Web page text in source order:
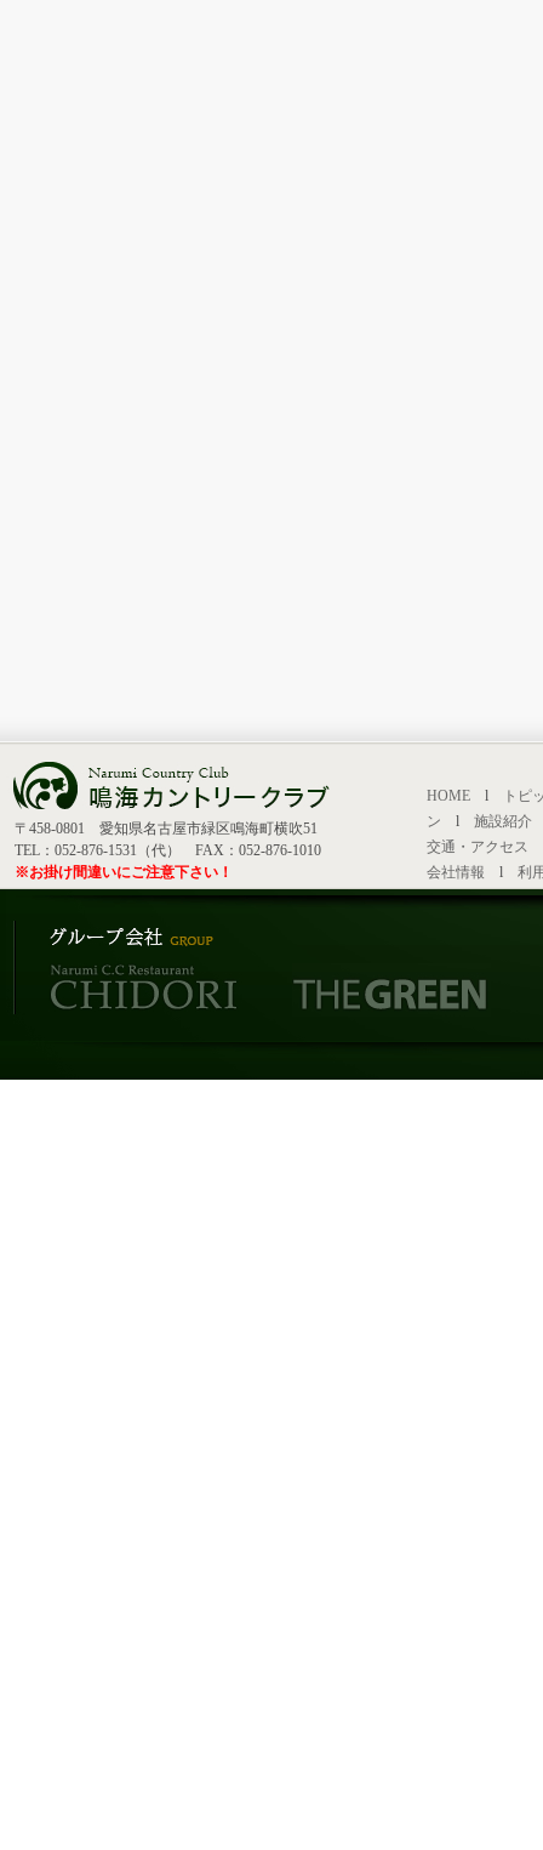
〒458-0801 愛知県名古屋市緑区鳴海町横吹51
TEL：052-876-1531（代） FAX：052-876-1010
※お掛け間違いにご注意下さい！
HOME l
トピ
ン l 施設紹介
交通・アクセス
会社情報 l 利